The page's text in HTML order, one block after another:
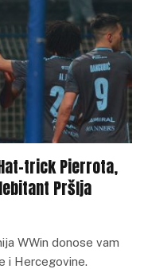
trick Pierrota,
Pršlja
WWin donose vam
i Hercegovine.